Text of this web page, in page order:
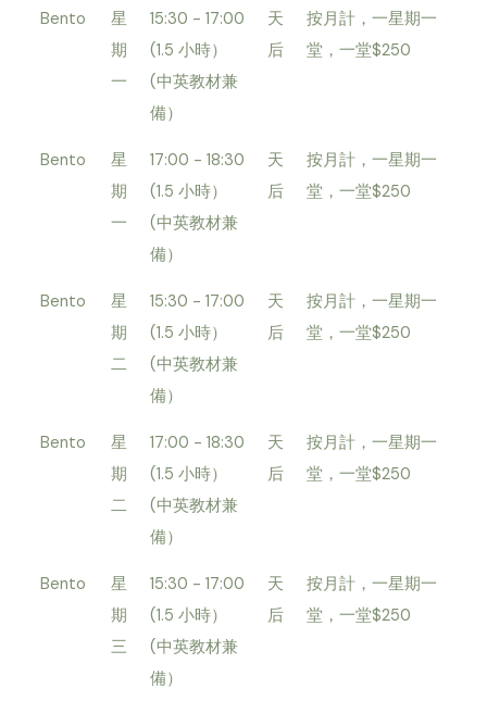
Bento
星
期
一
15:30 - 17:00
(1.5 小時）
(中英教材兼
備）
天
后
按月計，一星期一
堂，一堂$250
Bento
星
期
一
17:00 - 18:30
(1.5 小時）
(中英教材兼
備）
天
后
按月計，一星期一
堂，一堂$250
Bento
星
期
二
15:30 - 17:00
(1.5 小時）
(中英教材兼
備）
天
后
按月計，一星期一
堂，一堂$250
Bento
星
期
二
17:00 - 18:30
(1.5 小時）
(中英教材兼
備）
天
后
按月計，一星期一
堂，一堂$250
Bento
星
期
三
15:30 - 17:00
(1.5 小時）
(中英教材兼
備）
天
后
按月計，一星期一
堂，一堂$250